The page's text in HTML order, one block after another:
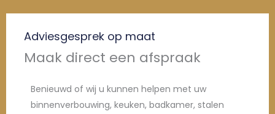
Adviesgesprek op maat
Maak direct een afspraak
Benieuwd of wij u kunnen helpen met uw
binnenverbouwing, keuken, badkamer, stalen